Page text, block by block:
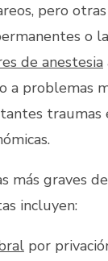
pero
o
de anestesia
a problemas
traumas
más graves
incluyen:
por